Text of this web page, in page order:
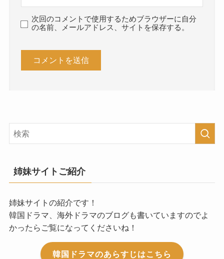
次回のコメントで使用するためブラウザーに自分
の名前、メールアドレス、サイトを保存する。
姉妹サイトご紹介
姉妹サイトの紹介です！
韓国ドラマ、海外ドラマのブログも書いていますのでよ
かったらご覧になってくださいね！
韓国ドラマのあらすじはこちら